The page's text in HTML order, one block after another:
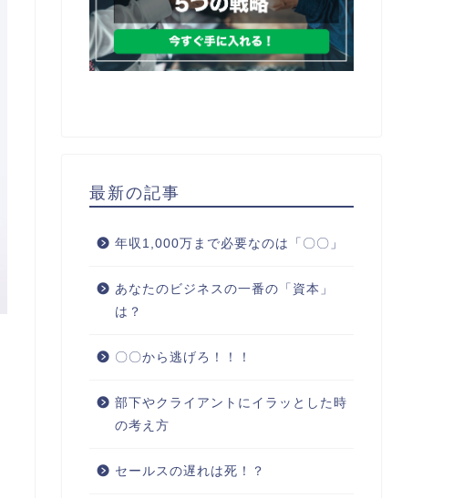
最新の記事
年収1,000万まで必要なのは「〇〇」
あなたのビジネスの一番の「資本」
は？
〇〇から逃げろ！！！
部下やクライアントにイラッとした時
の考え方
セールスの遅れは死！？